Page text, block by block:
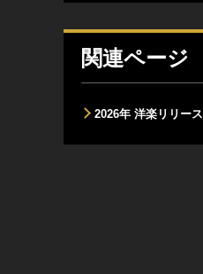
関連ページ
2026年 洋楽リリース